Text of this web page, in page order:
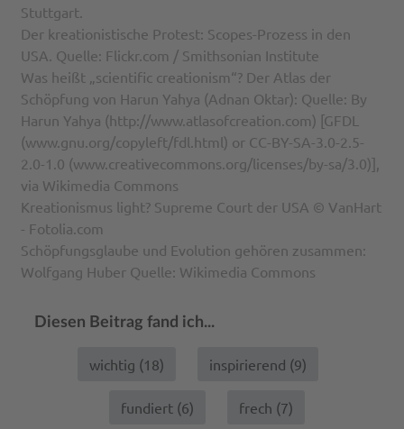
Stuttgart.
Der kreationistische Protest: Scopes-Prozess in den
USA. Quelle: Flickr.com / Smithsonian Institute
Was heißt „scientific creationism“? Der Atlas der
Schöpfung von Harun Yahya (Adnan Oktar): Quelle: By
Harun Yahya (http://www.atlasofcreation.com) [GFDL
(www.gnu.org/copyleft/fdl.html) or CC-BY-SA-3.0-2.5-
2.0-1.0 (www.creativecommons.org/licenses/by-sa/3.0)],
via Wikimedia Commons
Kreationismus light? Supreme Court der USA © VanHart
- Fotolia.com
Schöpfungsglaube und Evolution gehören zusammen:
Wolfgang Huber Quelle: Wikimedia Commons
Diesen Beitrag fand ich...
wichtig (18) inspirierend (9)
fundiert (6) frech (7)